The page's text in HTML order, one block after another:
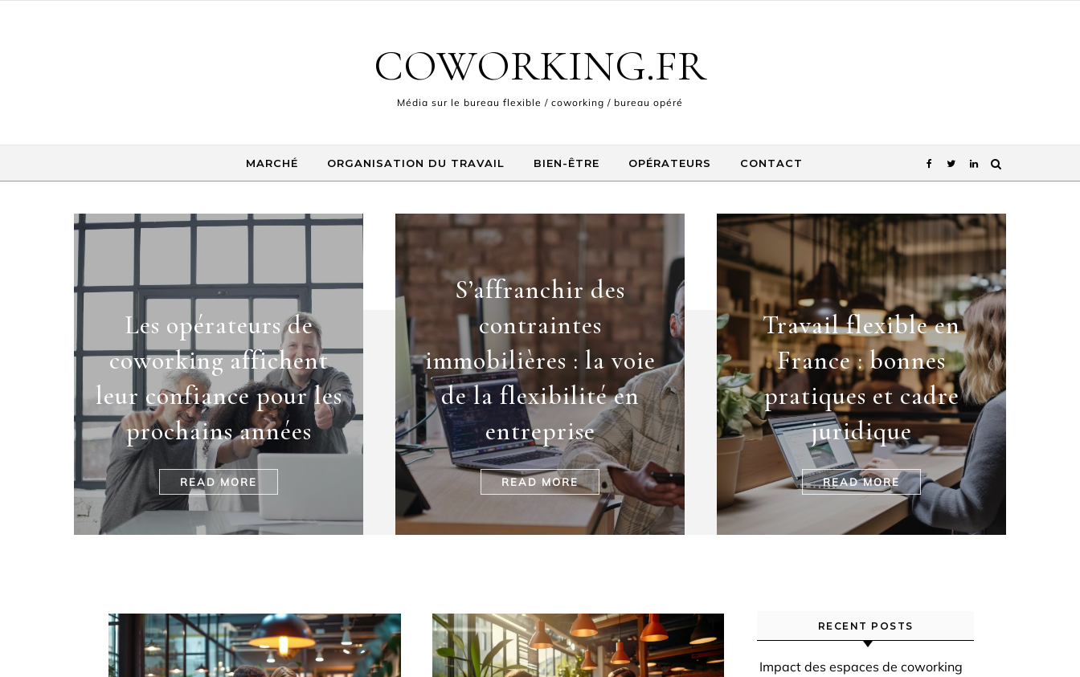
COWORKING.FR
Média sur le bureau flexible / coworking / bureau opéré
MARCHÉ ORGANISATION DU TRAVAIL BIEN-ÊTRE OPÉRATEURS CONTACT
Les opérateurs de
coworking affichent
leur confiance pour les
prochains années
READ MORE
S’affranchir des
contraintes
immobilières : la voie
de la flexibilité en
entreprise
READ MORE
Travail flexible en
France : bonnes
pratiques et cadre
juridique
READ MORE
RECENT POSTS
Impact des espaces de coworking